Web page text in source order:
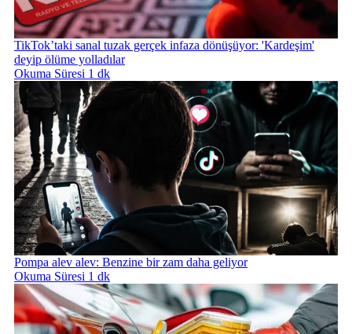
TikTok’taki sanal tuzak gerçek infaza dönüşüyor: 'Kardeşim'
deyip ölüme yolladılar
Okuma Süresi 1 dk
Pompa alev alev: Benzine bir zam daha geliyor
Okuma Süresi 1 dk